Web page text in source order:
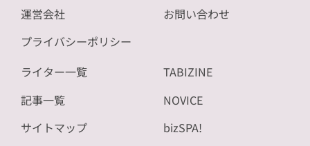
運営会社
プライバシーポリシー
お問い合わせ
ライター一覧
記事一覧
サイトマップ
TABIZINE
NOVICE
bizSPA!